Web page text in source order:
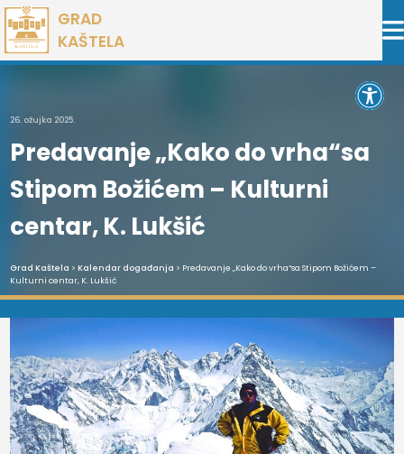
Preskoči
na
sadržaj
GRAD
KAŠTELA
26. ožujka 2025.
Predavanje „Kako do vrha“sa
Stipom Božićem – Kulturni
centar, K. Lukšić
Grad Kaštela > Kalendar događanja > Predavanje „Kako do vrha“sa Stipom Božićem –
Kulturni centar, K. Lukšić